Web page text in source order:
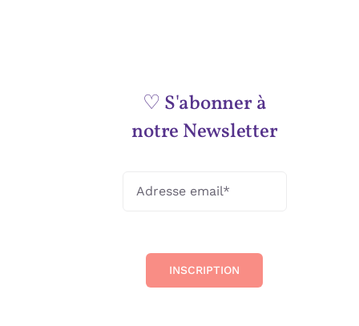
♡ S'abonner à
notre Newsletter
INSCRIPTION